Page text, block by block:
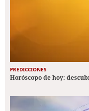
PREDICCIONES
Horóscopo de hoy: